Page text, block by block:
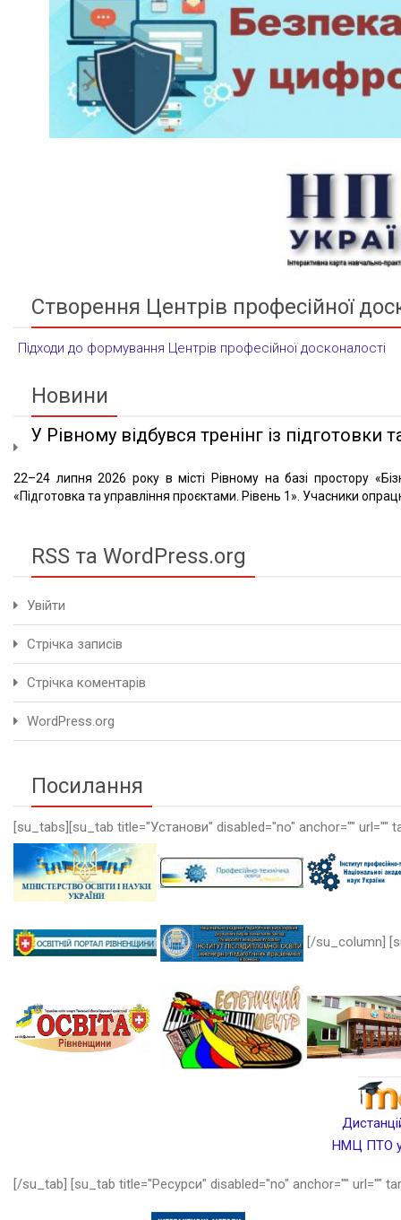
Створення Центрів професійної
Підходи до формування Центрів професійної досконалості
Новини
У Рівному відбувся тренінг із підготовки
22–24 липня 2026 року в місті Рівному на базі простору
«Підготовка та управління проєктами. Рівень 1». Учасники
RSS та WordPress.org
Увійти
Стрічка записів
Стрічка коментарів
WordPress.org
Посилання
[su_tabs][su_tab title="Установи" disabled="no" anchor=""
[/su_column]
НМЦ ПТО у
[/su_tab] [su_tab title="Ресурси" disabled="no" anchor="" url=""